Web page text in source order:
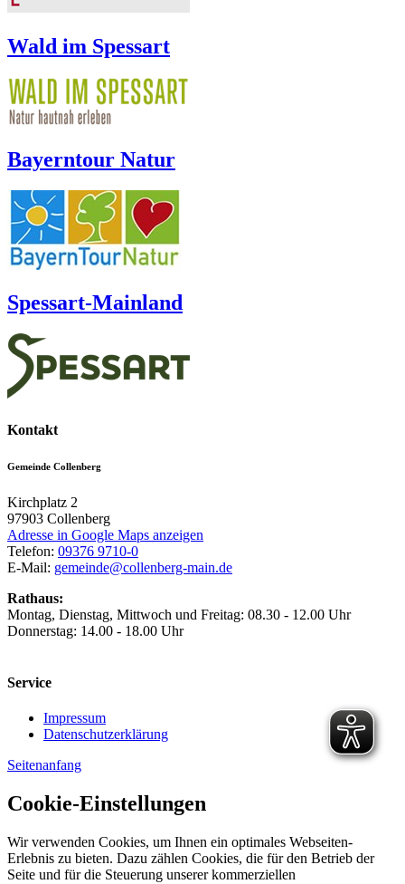
Wald im Spessart
Bayerntour Natur
Spessart-Mainland
Kontakt
Gemeinde Collenberg
Kirchplatz 2
97903 Collenberg
Adresse in Google Maps anzeigen
Telefon: 09376 9710-0
E-Mail: gemeinde@collenberg-main.de
Rathaus:
Montag, Dienstag, Mittwoch und Freitag: 08.30 - 12.00 Uhr
Donnerstag: 14.00 - 18.00 Uhr
Service
Impressum
Datenschutzerklärung
Seitenanfang
Cookie-Einstellungen
Wir verwenden Cookies, um Ihnen ein optimales Webseiten-
Erlebnis zu bieten. Dazu zählen Cookies, die für den Betrieb der
Seite und für die Steuerung unserer kommerziellen